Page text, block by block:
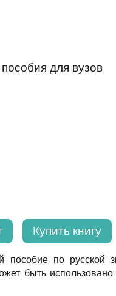
для вузов
Купить книгу
пособие по русской
быть